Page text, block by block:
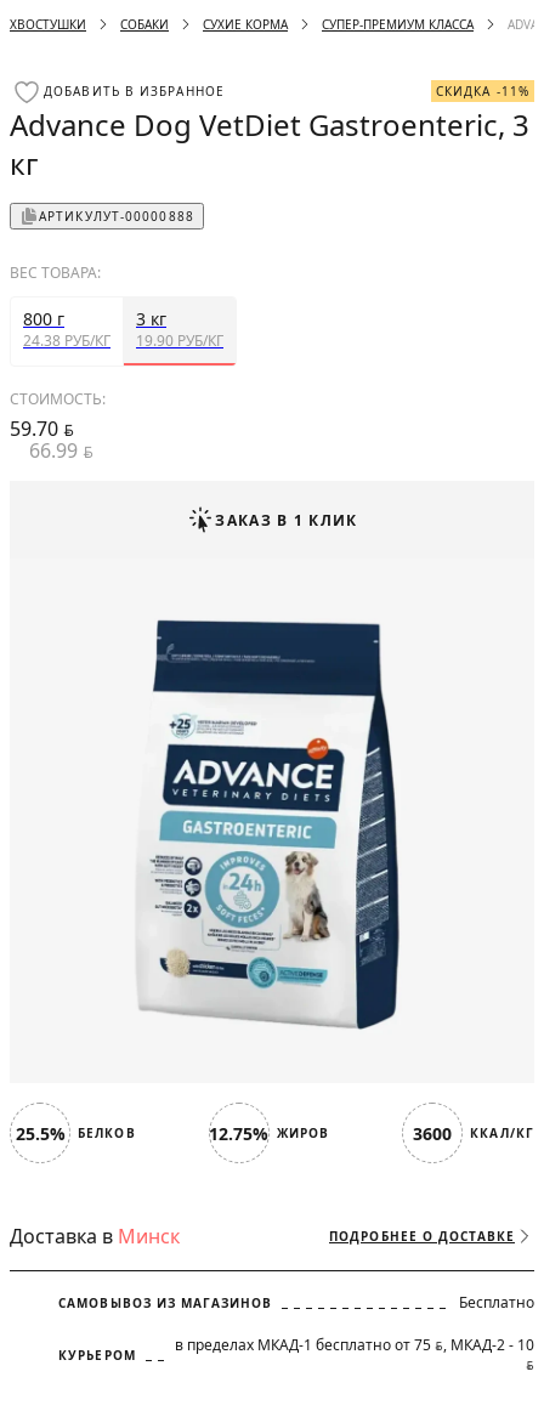
ХВОСТУШКИ СОБАКИ СУХИЕ КОРМА СУПЕР-ПРЕМИУМ КЛАССА
25.5% БЕЛКОВ 12.75% ЖИРОВ 3600 ККАЛ/КГ
Доставка в Минск ПОДРОБНЕЕ О ДОСТАВКЕ
САМОВЫВОЗ ИЗ МАГАЗИНОВ Бесплатно
КУРЬЕРОМ в пределах МКАД-1 бесплатно от 75 BYN, МКАД-2 - 10
BYN
ДОБАВИТЬ В ИЗБРАННОЕ СКИДКА -11%
Advance Dog VetDiet Gastroenteric, 3
кг
АРТИКУЛУТ-00000888
ВЕС ТОВАРА:
800 г
24.38 РУБ/КГ
3 кг
19.90 РУБ/КГ
СТОИМОСТЬ:
59.70 BYN
66.99 BYN
ЗАКАЗ В 1 КЛИК